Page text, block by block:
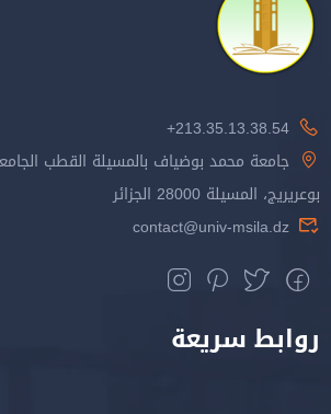
213.35.13.38.54+
جامعة محمد بوضياف بالمسيلة القطب
بوعريريج، المسيلة 28000 الجزائر
contact@univ-msila.dz
روابط سريعة